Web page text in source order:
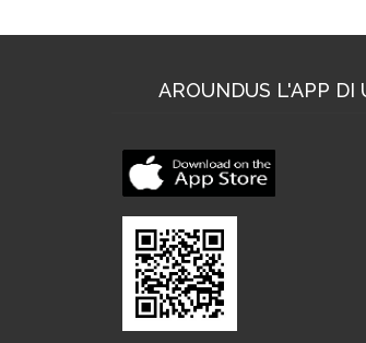
AROUNDUS L'APP DI